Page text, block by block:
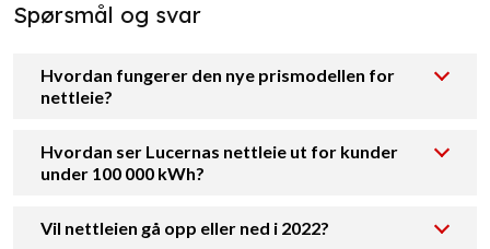
Spørsmål og svar
Hvordan fungerer den nye prismodellen for
nettleie?
Hvordan ser Lucernas nettleie ut for kunder
under 100 000 kWh?
Vil nettleien gå opp eller ned i 2022?